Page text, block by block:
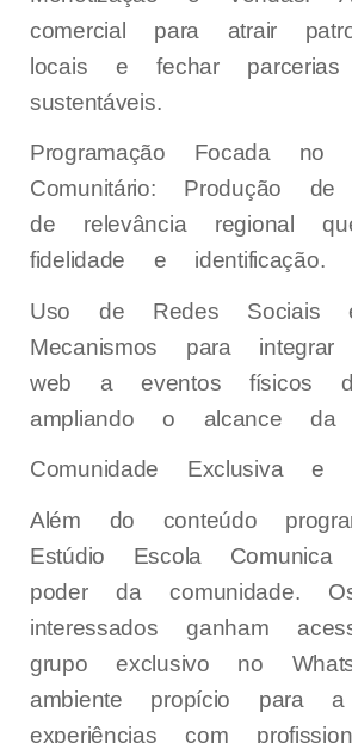
comercial para atrair
locais e fechar parcerias
sustentáveis.
Programação Focada no
Comunitário: Produção de
de relevância regional
fidelidade e identificação.
Uso de Redes Sociais
Mecanismos para
web a eventos físicos
ampliando o alcance da
Comunidade Exclusiva e
Além do conteúdo
Estúdio Escola
poder da comunidade.
interessados ganham
grupo exclusivo no
ambiente propício para
experiências com